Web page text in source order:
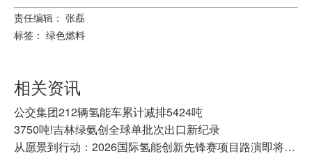
责任编辑： 张磊
标签： 绿色燃料
相关资讯
公交集团212辆氢能车累计减排5424吨
3750吨!吉林绿氨创全球单批次出口新纪录
从愿景到行动：2026国际氢能创新先锋赛项目路演即将举行